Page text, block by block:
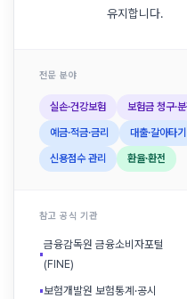
유지합니다.
전문 분야
실손·건강보험 보험금 청구·
예금·적금·금리 대출·갈아타기
신용점수 관리 환율·환전
참고 공식 기관
▪
금융감독원 금융소비자포털
(FINE)
▪보험개발원 보험통계·공시